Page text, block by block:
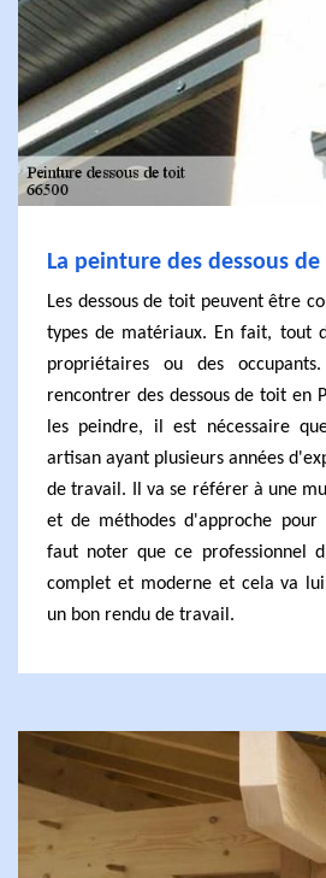
La peinture des dessous
Les dessous de toit peuvent être
types de matériaux. En fait, tout
propriétaires ou des
rencontrer des dessous de toit en
les peindre, il est nécessaire
artisan ayant plusieurs années
de travail. Il va se référer à une
et de méthodes d'approche pour
faut noter que ce professionnel
complet et moderne et cela va
un bon rendu de travail.